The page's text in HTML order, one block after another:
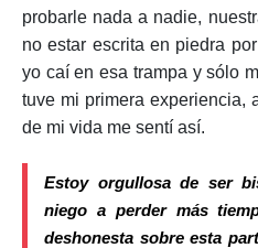
probarle nada a nadie,
no estar escrita en piedra
yo caí en esa trampa y sólo
tuve mi primera experiencia,
de mi vida me sentí así.
Estoy orgullosa de ser
niego a perder más
deshonesta sobre esta